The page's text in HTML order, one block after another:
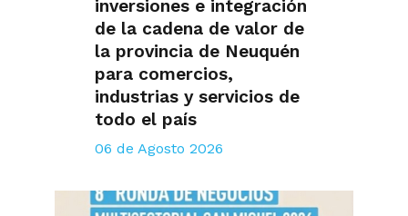
inversiones e integración
de la cadena de valor de
la provincia de Neuquén
para comercios,
industrias y servicios de
todo el país
06 de Agosto 2026